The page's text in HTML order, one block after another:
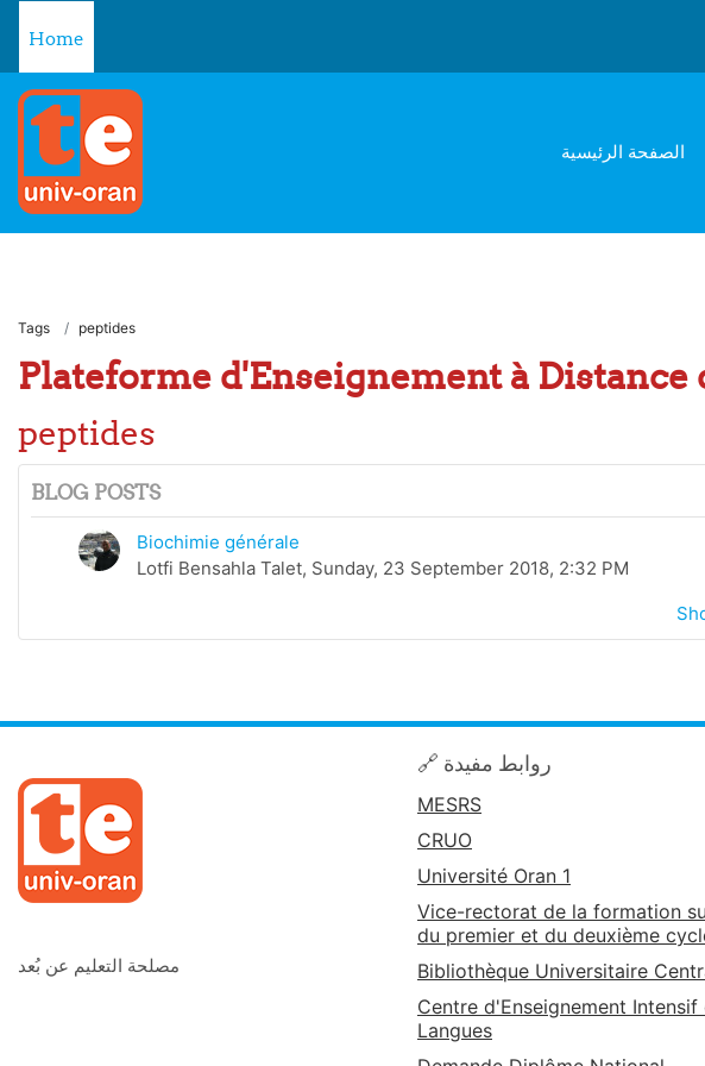
Home
الصفحة الرئيسية
Tags peptides
Plateforme d'Enseignement à
peptides
BLOG POSTS
Biochimie générale
Lotfi Bensahla Talet, Sunday, 23 September 2018, 2:32 PM
مصلحة التعليم عن بُعد
🔗 روابط مفيدة
MESRS
CRUO
Université Oran 1
Vice-rectorat de la formation
du premier et du deuxième
Bibliothèque Universitaire
Centre d'Enseignement Intensif
Langues